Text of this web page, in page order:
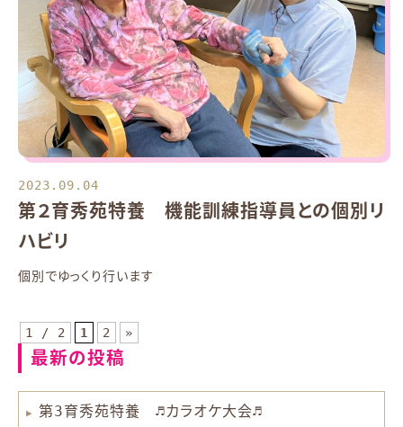
2023.09.04
第２育秀苑特養 機能訓練指導員との個別リ
ハビリ
個別でゆっくり行います
1 / 2 1 2 »
最新の投稿
第3育秀苑特養 ♬カラオケ大会♬